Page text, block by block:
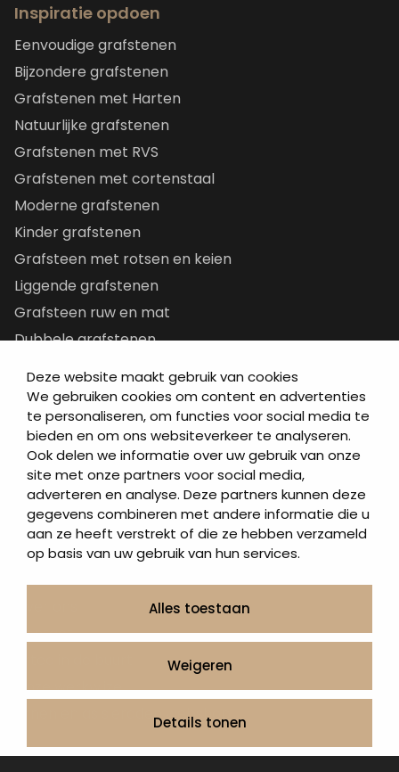
Deze website maakt gebruik van cookies
We gebruiken cookies om content en advertenties
te personaliseren, om functies voor social media te
bieden en om ons websiteverkeer te analyseren.
Ook delen we informatie over uw gebruik van onze
site met onze partners voor social media,
adverteren en analyse. Deze partners kunnen deze
gegevens combineren met andere informatie die u
aan ze heeft verstrekt of die ze hebben verzameld
op basis van uw gebruik van hun services.
Alles toestaan
Weigeren
Details tonen
Inspiratie opdoen
Eenvoudige grafstenen
Bijzondere grafstenen
Grafstenen met Harten
Natuurlijke grafstenen
Grafstenen met RVS
Grafstenen met cortenstaal
Moderne grafstenen
Kinder grafstenen
Grafsteen met rotsen en keien
Liggende grafstenen
Grafsteen ruw en mat
Dubbele grafstenen
Letterplaten
Grafzerken kopen
Direct naar
Grafstenen
As artikelen
Urngrafmonumenten
Informatie
Contact
Onze werkwijze
Urnen en as sieraden webshop
Volg ons op: